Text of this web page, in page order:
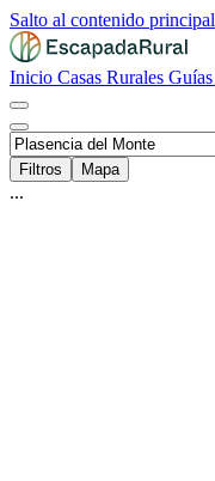
Salto al contenido principal
Inicio Casas Rurales Guías
Filtros
Mapa
...